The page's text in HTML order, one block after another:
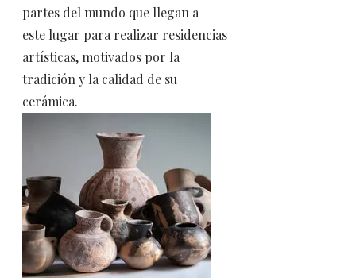
partes del mundo que llegan a
este lugar para realizar residencias
artísticas, motivados por la
tradición y la calidad de su
cerámica.